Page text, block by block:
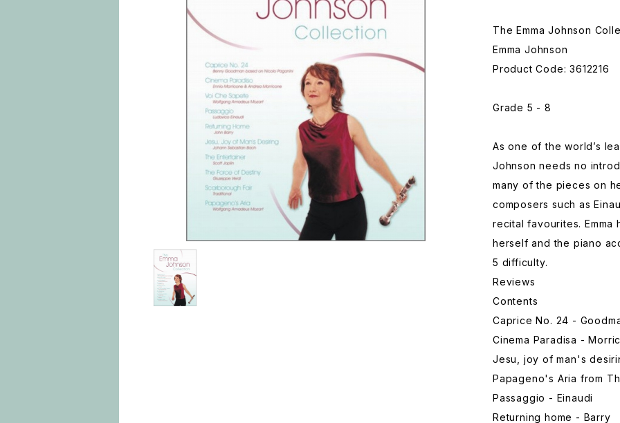
The Emma Johnson
Emma Johnson
Product Code: 3612216
Grade 5 - 8
As one of the world’s
Johnson needs no
many of the pieces on
composers such as
recital favourites. Emma
herself and the piano
5 difficulty.
Reviews
Contents
Caprice No. 24 -
Cinema Paradisa -
Jesu, joy of man's
Papageno's Aria from
Passaggio - Einaudi
Returning home - Barry